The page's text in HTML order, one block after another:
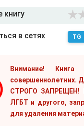
книгу
в сетях TG
Внимание!
совершеннолетних.
СТРОГО ЗАПРЕЩЕН!
ЛГБТ и другого,
для удаления